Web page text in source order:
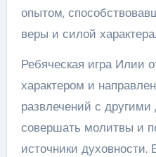
опытом,
веры и силой характера.
Ребяческая игра Илии
характером и
развлечений с
совершать молитвы и
источники духовности.